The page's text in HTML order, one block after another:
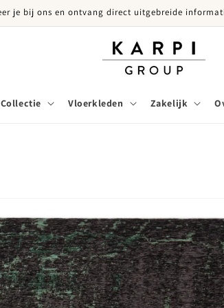
je bij ons en ontvang direct uitgebreide
Collectie Vloerkleden Zakelijk